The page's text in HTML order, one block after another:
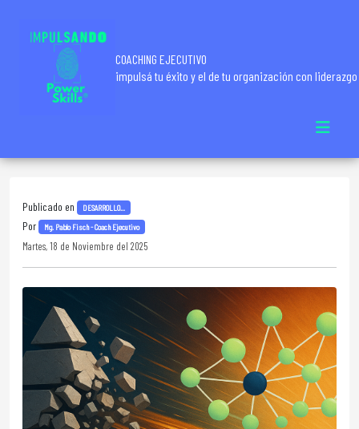
COACHING EJECUTIVO
impulsá tu éxito y el de tu organización con
Publicado en DESARROLLO...
Por Mg. Pablo Fisch - Coach Ejecutivo
Martes, 18 de Noviembre del 2025